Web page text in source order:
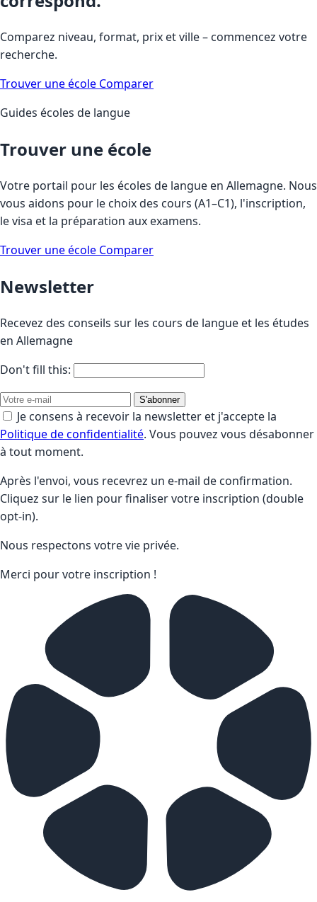
Comparez niveau, format, prix et ville – commencez votre
recherche.
Trouver une école Comparer
Guides écoles de langue
Trouver une école
Votre portail pour les écoles de langue en Allemagne. Nous
vous aidons pour le choix des cours (A1–C1), l'inscription,
le visa et la préparation aux examens.
Trouver une école Comparer
Newsletter
Recevez des conseils sur les cours de langue et les études
en Allemagne
Don't fill this:
S'abonner
Je consens à recevoir la newsletter et j'accepte la
Politique de confidentialité. Vous pouvez vous désabonner
à tout moment.
Après l'envoi, vous recevrez un e-mail de confirmation.
Cliquez sur le lien pour finaliser votre inscription (double
opt-in).
Nous respectons votre vie privée.
Merci pour votre inscription !